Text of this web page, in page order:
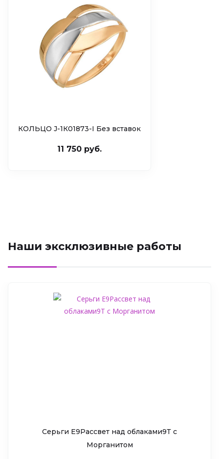
КОЛЬЦО J-1К01873-I Без вставок
11 750 руб.
Наши эксклюзивные работы
Серьги Е9Рассвет над облаками9Т c
Морганитом